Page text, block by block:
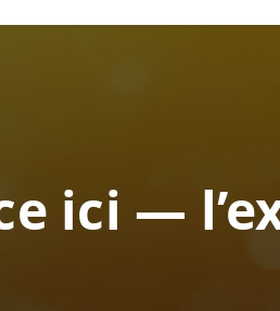
ici —